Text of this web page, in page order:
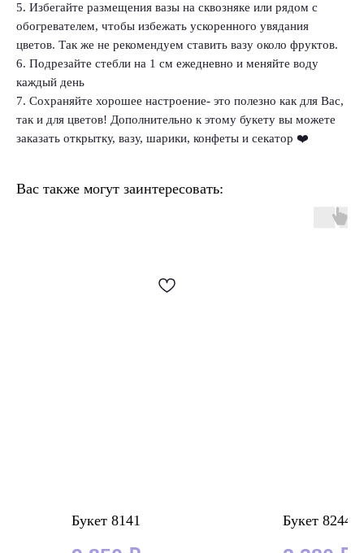
5. Избегайте размещения вазы на сквозняке или рядом с
обогревателем, чтобы избежать ускоренного увядания
цветов. Так же не рекомендуем ставить вазу около фруктов.
6. Подрезайте стебли на 1 см ежедневно и меняйте воду
каждый день
7. Сохраняйте хорошее настроение- это полезно как для Вас,
так и для цветов! Дополнительно к этому букету вы можете
заказать открытку, вазу, шарики, конфеты и секатор ❤️
Вас также могут заинтересовать:
Букет 8141 Букет 8244